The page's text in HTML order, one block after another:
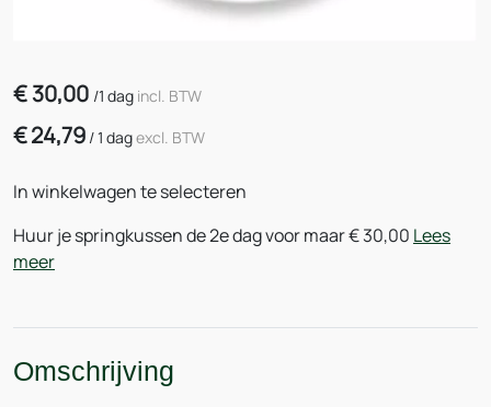
€30,00 /1 dag incl. BTW
€24,79 /1 dagexcl. BTW
In winkelwagen te selecteren
Huur je springkussen de 2e dag voor maar € 30,00 Lees
meer
Omschrijving